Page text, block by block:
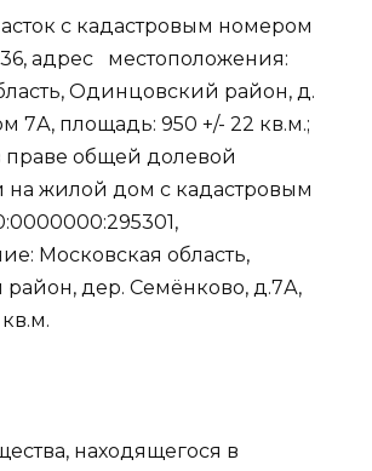
с кадастровым номером
адрес местоположения:
Одинцовский район, д.
7А, площадь: 950 +/- 22 кв.м.;
праве общей долевой
на жилой дом с кадастровым
Московская область,
дер. Семёнково, д.7А,
находящегося в